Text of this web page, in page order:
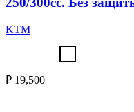
KTM
₽ 19,500